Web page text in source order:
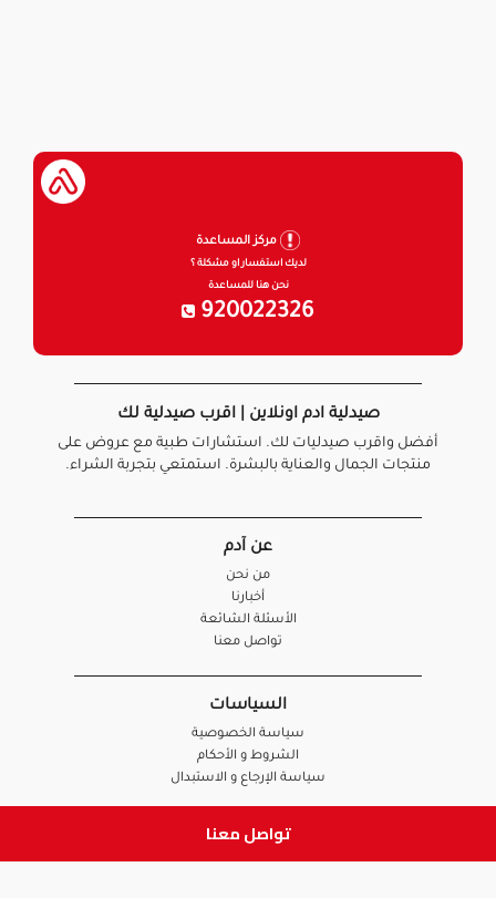
تواصل معنا
مركز المساعدة
لديك استفسار او مشكلة ؟
نحن هنا للمساعدة
920022326
صيدلية ادم اونلاين | اقرب صيدلية لك
أفضل واقرب صيدليات لك. استشارات طبية مع عروض على
منتجات الجمال والعناية بالبشرة. استمتعي بتجربة الشراء.
عن آدم
من نحن
أخبارنا
الأسئلة الشائعة
تواصل معنا
السياسات
سياسة الخصوصية
الشروط و الأحكام
سياسة الإرجاع و الاستبدال
روابط هامة